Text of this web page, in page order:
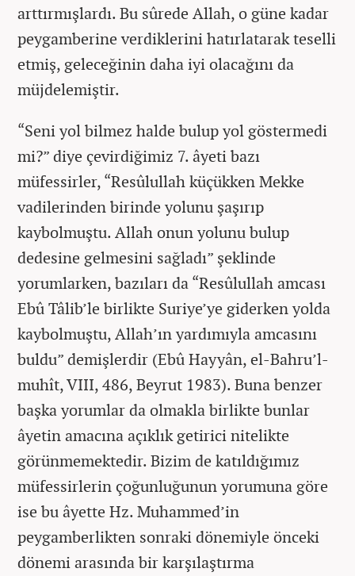
arttırmışlardı. Bu sûrede Allah, o güne kadar
peygamberine verdiklerini hatırlatarak teselli
etmiş, geleceğinin daha iyi olacağını da
müjdelemiştir.
“Seni yol bilmez halde bulup yol göstermedi
mi?” diye çevirdiğimiz 7. âyeti bazı
müfessirler, “Resûlullah küçükken Mekke
vadilerinden birinde yolunu şaşırıp
kaybolmuştu. Allah onun yolunu bulup
dedesine gelmesini sağladı” şeklinde
yorumlarken, bazıları da “Resûlullah amcası
Ebû Tâlib’le birlikte Suriye’ye giderken yolda
kaybolmuştu, Allah’ın yardımıyla amcasını
buldu” demişlerdir (Ebû Hayyân, el-Bahru’l-
muhît, VIII, 486, Beyrut 1983). Buna benzer
başka yorumlar da olmakla birlikte bunlar
âyetin amacına açıklık getirici nitelikte
görünmemektedir. Bizim de katıldığımız
müfessirlerin çoğunluğunun yorumuna göre
ise bu âyette Hz. Muhammed’in
peygamberlikten sonraki dönemiyle önceki
dönemi arasında bir karşılaştırma